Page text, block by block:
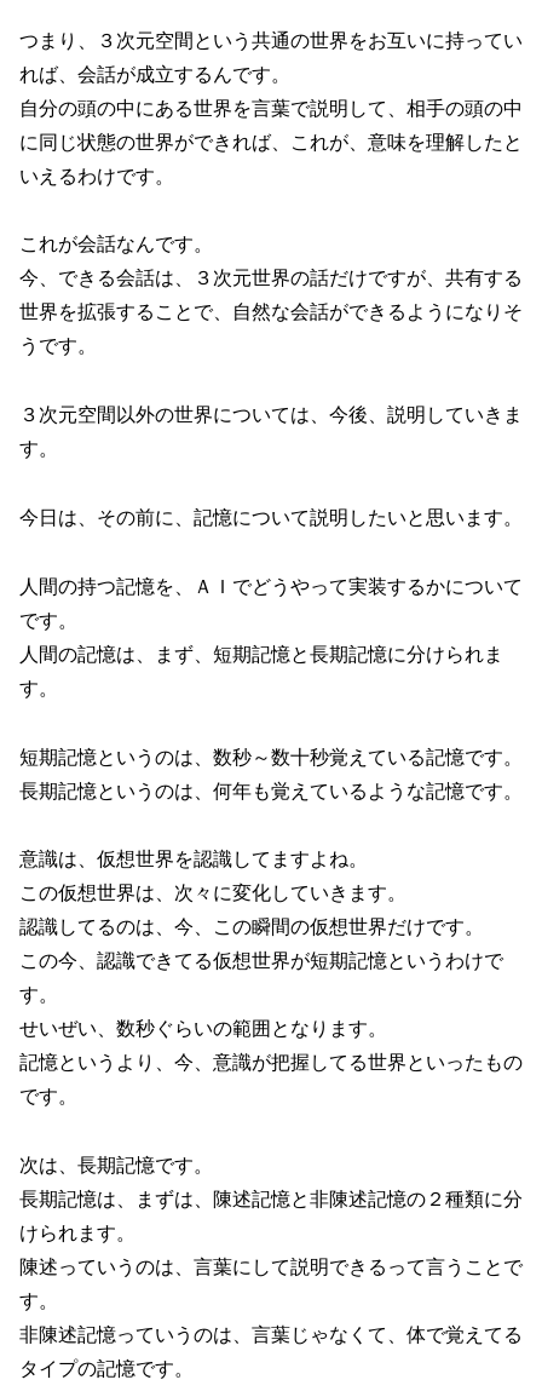
つまり、３次元空間という共通の世界をお互いに持ってい
れば、会話が成立するんです。
自分の頭の中にある世界を言葉で説明して、相手の頭の中
に同じ状態の世界ができれば、これが、意味を理解したと
いえるわけです。
これが会話なんです。
今、できる会話は、３次元世界の話だけですが、共有する
世界を拡張することで、自然な会話ができるようになりそ
うです。
３次元空間以外の世界については、今後、説明していきま
す。
今日は、その前に、記憶について説明したいと思います。
人間の持つ記憶を、ＡＩでどうやって実装するかについて
です。
人間の記憶は、まず、短期記憶と長期記憶に分けられま
す。
短期記憶というのは、数秒～数十秒覚えている記憶です。
長期記憶というのは、何年も覚えているような記憶です。
意識は、仮想世界を認識してますよね。
この仮想世界は、次々に変化していきます。
認識してるのは、今、この瞬間の仮想世界だけです。
この今、認識できてる仮想世界が短期記憶というわけで
す。
せいぜい、数秒ぐらいの範囲となります。
記憶というより、今、意識が把握してる世界といったもの
です。
次は、長期記憶です。
長期記憶は、まずは、陳述記憶と非陳述記憶の２種類に分
けられます。
陳述っていうのは、言葉にして説明できるって言うことで
す。
非陳述記憶っていうのは、言葉じゃなくて、体で覚えてる
タイプの記憶です。